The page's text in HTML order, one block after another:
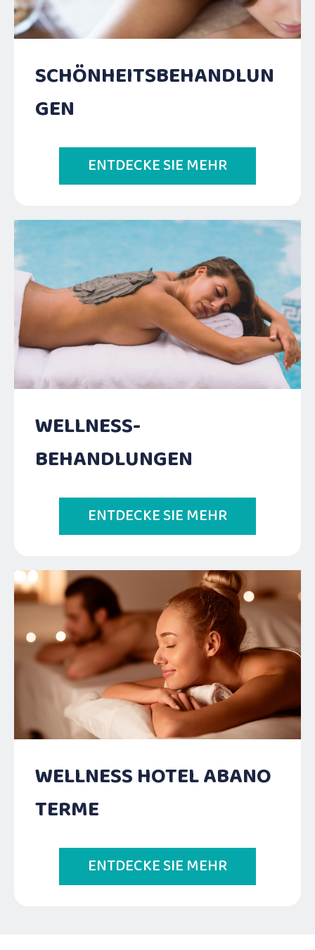
SCHÖNHEITSBEHANDLUN
GEN
ENTDECKE SIE MEHR
WELLNESS-
BEHANDLUNGEN
ENTDECKE SIE MEHR
WELLNESS HOTEL ABANO
TERME
ENTDECKE SIE MEHR